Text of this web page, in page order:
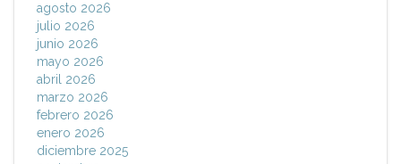
agosto 2026
julio 2026
junio 2026
mayo 2026
abril 2026
marzo 2026
febrero 2026
enero 2026
diciembre 2025